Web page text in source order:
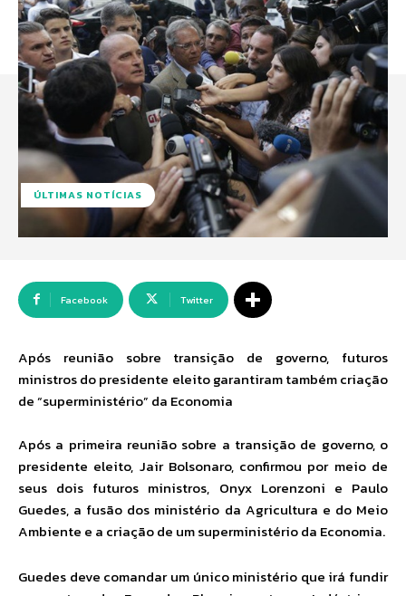
ÚLTIMAS NOTÍCIAS
Facebook Twitter
Após reunião sobre transição de governo, futuros
ministros do presidente eleito garantiram também criação
de “superministério” da Economia
Após a primeira reunião sobre a transição de governo, o
presidente eleito, Jair Bolsonaro, confirmou por meio de
seus dois futuros ministros, Onyx Lorenzoni e Paulo
Guedes, a fusão dos ministério da Agricultura e do Meio
Ambiente e a criação de um superministério da Economia.
Guedes deve comandar um único ministério que irá fundir